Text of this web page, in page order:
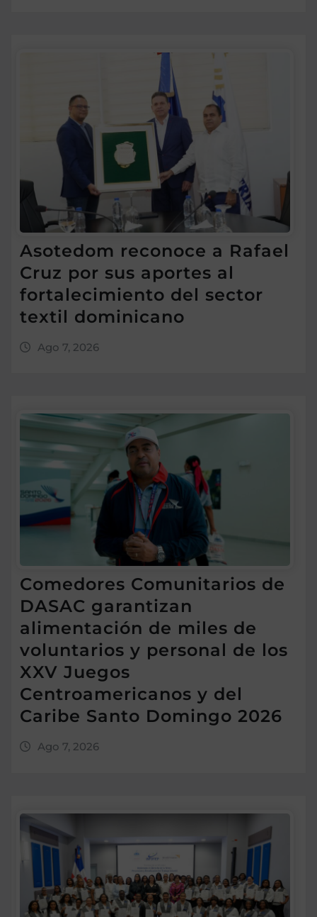
Asotedom reconoce a Rafael
Cruz por sus aportes al
fortalecimiento del sector
textil dominicano
Ago 7, 2026
Comedores Comunitarios de
DASAC garantizan
alimentación de miles de
voluntarios y personal de los
XXV Juegos
Centroamericanos y del
Caribe Santo Domingo 2026
Ago 7, 2026